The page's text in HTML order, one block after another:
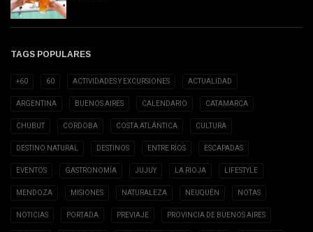
TAGS POPULARES
+60 60 ACTIVIDADES Y EXCURSIONES ACTUALIDAD
ARGENTINA BUENOS AIRES CALENDARIO CATAMARCA
CHUBUT CORDOBA COSTA ATLÁNTICA CULTURA
DESTINO NATURAL DESTINOS ENTRE RÍOS ESCAPADAS
EVENTOS GASTRONOMÍA JUJUY LA RIOJA LIFESTYLE
MENDOZA MISIONES NATURALEZA NEUQUÉN NOTAS
NOTICIAS PORTADA PREVIAJE PROVINCIA DE BUENOS AIRES